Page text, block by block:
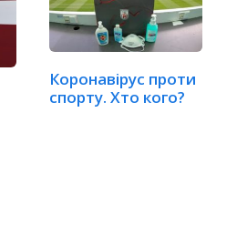
Коронавірус проти
спорту. Хто кого?